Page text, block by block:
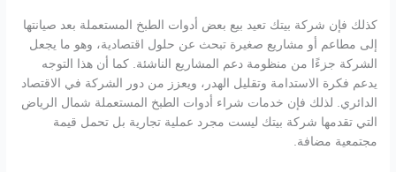
كذلك فإن شركة بيتك تعيد بيع بعض أدوات الطبخ المستعملة بعد صيانتها
إلى مطاعم أو مشاريع صغيرة تبحث عن حلول اقتصادية، وهو ما يجعل
الشركة جزءًا من منظومة دعم المشاريع الناشئة. كما أن هذا التوجه
يدعم فكرة الاستدامة وتقليل الهدر، ويعزز من دور الشركة في الاقتصاد
الدائري. لذلك فإن خدمات شراء أدوات الطبخ المستعملة شمال الرياض
التي تقدمها شركة بيتك ليست مجرد عملية تجارية بل تحمل قيمة
مجتمعية مضافة.